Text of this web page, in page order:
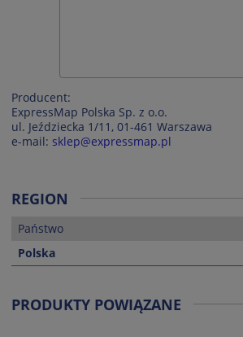
Producent:
ExpressMap Polska Sp. z o.o.
ul. Jeździecka 1/11, 01-461 Warszawa
e-mail: sklep@expressmap.pl
REGION
Państwo
Polska
PRODUKTY POWIĄZANE